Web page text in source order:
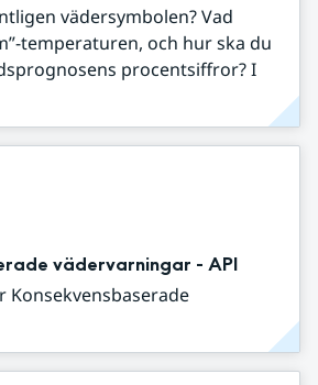
vädersymbolen? Vad
temperaturen, och hur ska du
procentsiffror? I
vädervarningar - API
Konsekvensbaserade